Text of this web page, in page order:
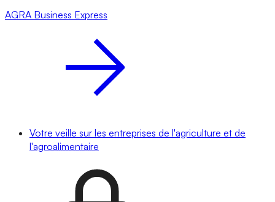
AGRA Business Express
Votre veille sur les entreprises de l'agriculture et de
l'agroalimentaire